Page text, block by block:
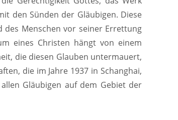
den Sünden der Gläubigen. Diese
des Menschen vor seiner Errettung
eines Christen hängt von einem
die diesen Glauben untermauert,
die im Jahre 1937 in Schanghai,
Gläubigen auf dem Gebiet der